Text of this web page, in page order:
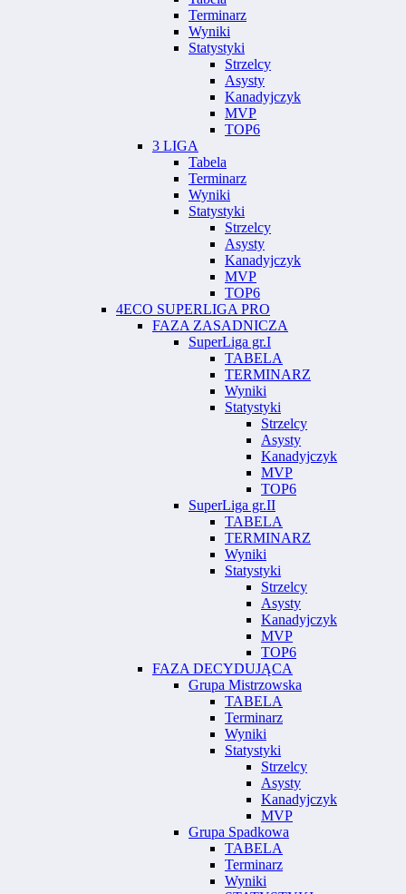
Terminarz
Wyniki
Statystyki
Strzelcy
Asysty
Kanadyjczyk
MVP
TOP6
3 LIGA
Tabela
Terminarz
Wyniki
Statystyki
Strzelcy
Asysty
Kanadyjczyk
MVP
TOP6
4ECO SUPERLIGA PRO
FAZA ZASADNICZA
SuperLiga gr.I
TABELA
TERMINARZ
Wyniki
Statystyki
Strzelcy
Asysty
Kanadyjczyk
MVP
TOP6
SuperLiga gr.II
TABELA
TERMINARZ
Wyniki
Statystyki
Strzelcy
Asysty
Kanadyjczyk
MVP
TOP6
FAZA DECYDUJĄCA
Grupa Mistrzowska
TABELA
Terminarz
Wyniki
Statystyki
Strzelcy
Asysty
Kanadyjczyk
MVP
Grupa Spadkowa
TABELA
Terminarz
Wyniki